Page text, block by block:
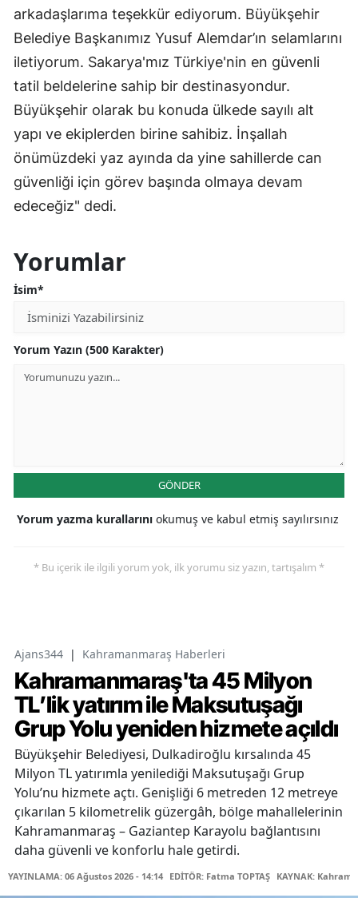
arkadaşlarıma teşekkür ediyorum. Büyükşehir
Belediye Başkanımız Yusuf Alemdar’ın selamlarını
iletiyorum. Sakarya'mız Türkiye'nin en güvenli
tatil beldelerine sahip bir destinasyondur.
Büyükşehir olarak bu konuda ülkede sayılı alt
yapı ve ekiplerden birine sahibiz. İnşallah
önümüzdeki yaz ayında da yine sahillerde can
güvenliği için görev başında olmaya devam
edeceğiz" dedi.
Yorumlar
İsim*
Yorum Yazın (500 Karakter)
GÖNDER
Yorum yazma kurallarını okumuş ve kabul etmiş sayılırsınız
* Bu içerik ile ilgili yorum yok, ilk yorumu siz yazın, tartışalım *
Ajans344 | Kahramanmaraş Haberleri
Kahramanmaraş'ta 45 Milyon
TL’lik yatırım ile Maksutuşağı
Grup Yolu yeniden hizmete açıldı
Büyükşehir Belediyesi, Dulkadiroğlu kırsalında 45
Milyon TL yatırımla yenilediği Maksutuşağı Grup
Yolu’nu hizmete açtı. Genişliği 6 metreden 12 metreye
çıkarılan 5 kilometrelik güzergâh, bölge mahallelerinin
Kahramanmaraş – Gaziantep Karayolu bağlantısını
daha güvenli ve konforlu hale getirdi.
YAYINLAMA: 06 Ağustos 2026 - 14:14 EDİTÖR: Fatma TOPTAŞ KAYNAK: